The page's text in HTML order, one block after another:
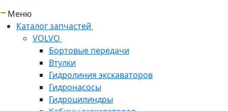
Меню
Каталог запчастей
VOLVO
Бортовые передачи
Втулки
Гидролиния экскаваторов
Гидронасосы
Гидроцилиндры